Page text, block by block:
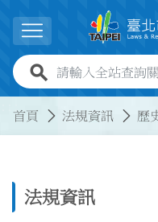
展開選單
全站查詢關鍵字欄
首頁 法規資訊 歷
法規資訊